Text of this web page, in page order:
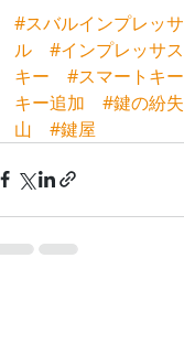
#スバルインプレッ
ル
#インプレッサ
キー
#スマートキ
キー追加
#鍵の紛失
山
#鍵屋